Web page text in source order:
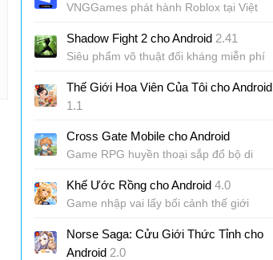
VNGGames phát hành Roblox tại Việt
Shadow Fight 2 cho Android 2.41
Siêu phẩm võ thuật đối kháng miễn phí
Thế Giới Hoa Viên Của Tôi cho Android
1.1
Cross Gate Mobile cho Android
Game RPG huyền thoại sắp đổ bộ di
Khế Ước Rồng cho Android 4.0
Game nhập vai lấy bối cảnh thế giới
Norse Saga: Cửu Giới Thức Tỉnh cho
Android 2.0